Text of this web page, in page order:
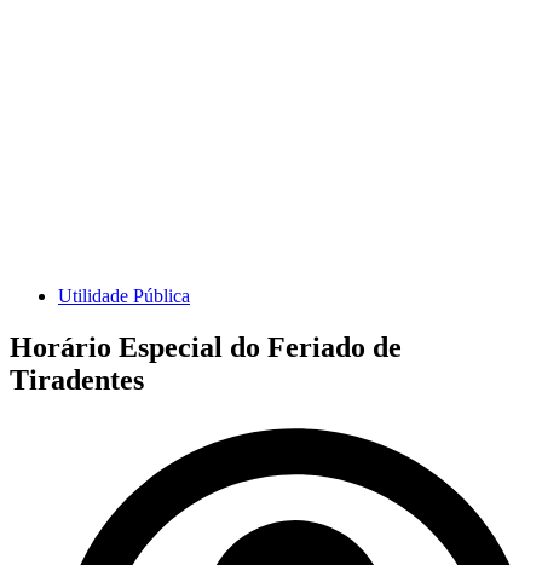
Utilidade Pública
Horário Especial do Feriado de
Tiradentes